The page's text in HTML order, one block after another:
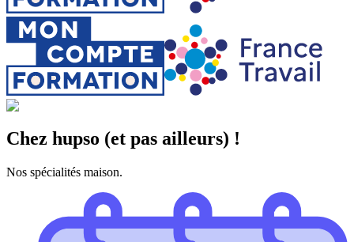
Chez hupso (et pas ailleurs) !
Nos spécialités maison.